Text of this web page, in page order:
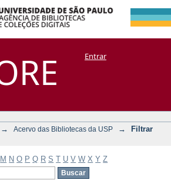
por:
Manakin + CoriscoEntrar
→ Acervo das Bibliotecas da USP →
Filtrar
M N O P Q R S T U V W X Y Z